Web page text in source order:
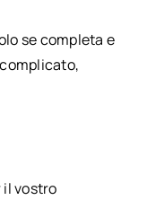
se completa e
il vostro